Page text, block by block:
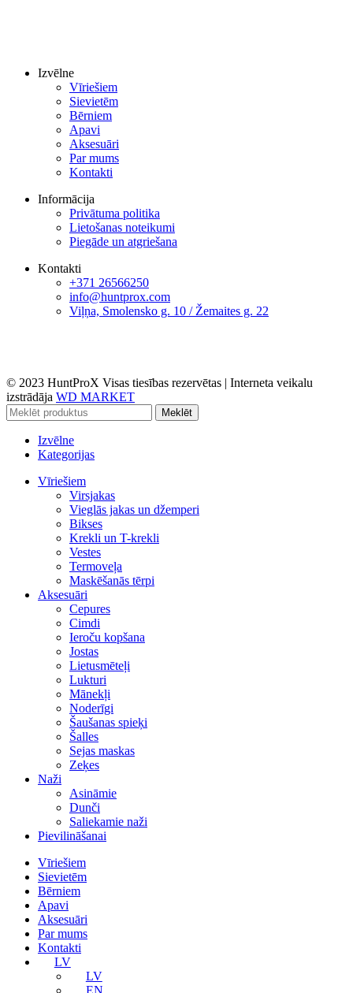
Izvēlne
Vīriešiem
Sievietēm
Bērniem
Apavi
Aksesuāri
Par mums
Kontakti
Informācija
Privātuma politika
Lietošanas noteikumi
Piegāde un atgriešana
Kontakti
+371 26566250
info@huntprox.com
Viļņa, Smolensko g. 10 / Žemaites g. 22
© 2023 HuntProX Visas tiesības rezervētas | Interneta veikalu
izstrādāja WD MARKET
Meklēt
Izvēlne
Kategorijas
Vīriešiem
Virsjakas
Vieglās jakas un džemperi
Bikses
Krekli un T-krekli
Vestes
Termoveļa
Maskēšanās tērpi
Aksesuāri
Cepures
Cimdi
Ieroču kopšana
Jostas
Lietusmēteļi
Lukturi
Mānekļi
Noderīgi
Šaušanas spieķi
Šalles
Sejas maskas
Zeķes
Naži
Asināmie
Dunči
Saliekamie naži
Pievilināšanai
Vīriešiem
Sievietēm
Bērniem
Apavi
Aksesuāri
Par mums
Kontakti
LV
LV
EN